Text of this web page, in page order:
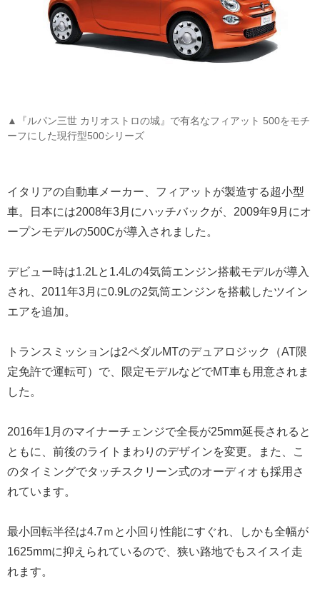
▲『ルパン三世 カリオストロの城』で有名なフィアット 500をモチ
ーフにした現行型500シリーズ
イタリアの自動車メーカー、フィアットが製造する超小型
車。日本には2008年3月にハッチバックが、2009年9月にオ
ープンモデルの500Cが導入されました。
デビュー時は1.2Lと1.4Lの4気筒エンジン搭載モデルが導入
され、2011年3月に0.9Lの2気筒エンジンを搭載したツイン
エアを追加。
トランスミッションは2ペダルMTのデュアロジック（AT限
定免許で運転可）で、限定モデルなどでMT車も用意されま
した。
2016年1月のマイナーチェンジで全長が25mm延長されると
ともに、前後のライトまわりのデザインを変更。また、こ
のタイミングでタッチスクリーン式のオーディオも採用さ
れています。
最小回転半径は4.7ｍと小回り性能にすぐれ、しかも全幅が
1625mmに抑えられているので、狭い路地でもスイスイ走
れます。